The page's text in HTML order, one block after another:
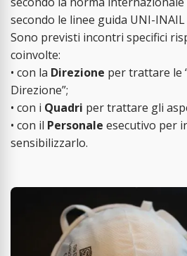
secondo le linee guida UNI-INAIL
Sono previsti incontri specifici
coinvolte:
• con la Direzione per trattare le
Direzione”;
• con i Quadri per trattare gli
• con il Personale esecutivo per
sensibilizzarlo.